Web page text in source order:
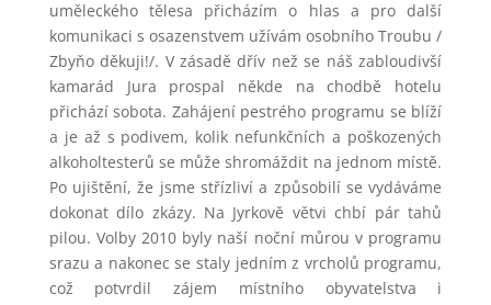
uměleckého tělesa přicházím o hlas a pro další
komunikaci s osazenstvem užívám osobního Troubu /
Zbyňo děkuji!/. V zásadě dřív než se náš zabloudivší
kamarád Jura prospal někde na chodbě hotelu
přichází sobota. Zahájení pestrého programu se blíží
a je až s podivem, kolik nefunkčních a poškozených
alkoholtesterů se může shromáždit na jednom místě.
Po ujištění, že jsme střízliví a způsobilí se vydáváme
dokonat dílo zkázy. Na Jyrkově větvi chbí pár tahů
pilou. Volby 2010 byly naší noční můrou v programu
srazu a nakonec se staly jedním z vrcholů programu,
což potvrdil zájem místního obyvatelstva i